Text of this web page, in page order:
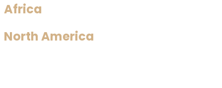
Africa
North America